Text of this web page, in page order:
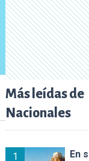
Más leídas de
Nacionales
1
En